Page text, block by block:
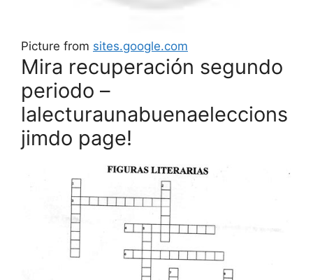
Picture from sites.google.com
Mira recuperación segundo
periodo –
lalecturaunabuenaeleccions
jimdo page!